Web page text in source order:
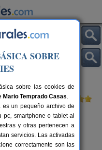
Salmoral
SOBRE
sobre las cookies de
Mario Temprado Casas.
es un pequeño archivo de
smartphone o tablet al
y otras pertenecen a
servicios. Las activadas
correctamente son las